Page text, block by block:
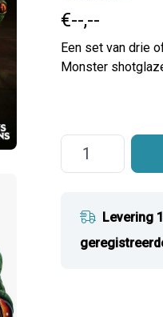
€--,--
Een set van drie
Monster
Levering